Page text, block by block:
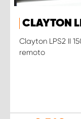
CLAYTON
Clayton LPS2 II
remoto